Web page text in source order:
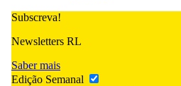
Subscreva!
Newsletters RL
Saber mais
Edição Semanal